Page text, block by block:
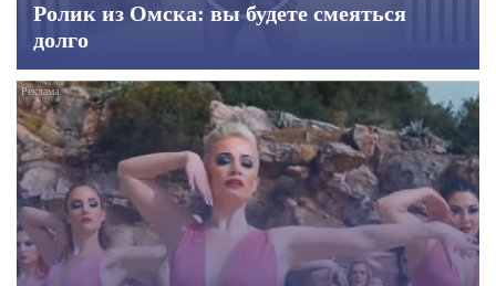
Ролик из Омска: вы будете смеяться
долго